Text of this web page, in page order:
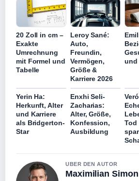
20 Zoll in cm –
Exakte
Umrechnung
mit Formel und
Tabelle
Leroy Sané:
Auto,
Freundin,
Vermögen,
Größe &
Karriere 2026
und
Yerin Ha:
Herkunft, Alter
und Karriere
als Bridgerton-
Star
Enxhi Seli-
Zacharias:
Alter, Größe,
Konfession,
Ausbildung
Tod
UBER DEN AUTOR
Maximilian